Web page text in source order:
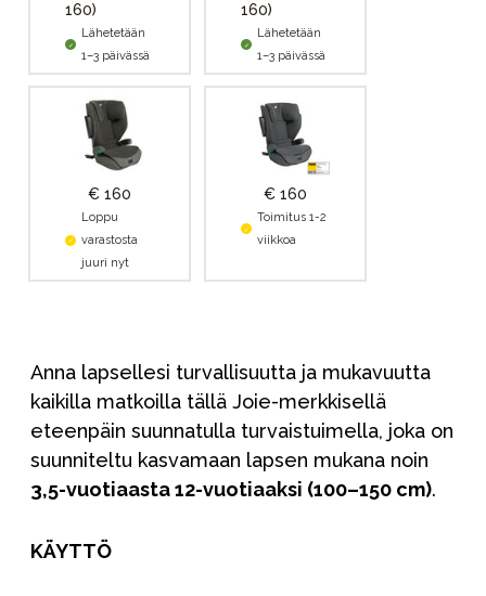
160)
Lähetetään
1–3 päivässä
160)
Lähetetään
1–3 päivässä
€ 160
Loppu
varastosta
juuri nyt
€ 160
Toimitus 1-2
viikkoa
Anna lapsellesi turvallisuutta ja mukavuutta
kaikilla matkoilla tällä Joie-merkkisellä
eteenpäin suunnatulla turvaistuimella, joka on
suunniteltu kasvamaan lapsen mukana noin
3,5-vuotiaasta 12-vuotiaaksi (100–150 cm).
KÄYTTÖ